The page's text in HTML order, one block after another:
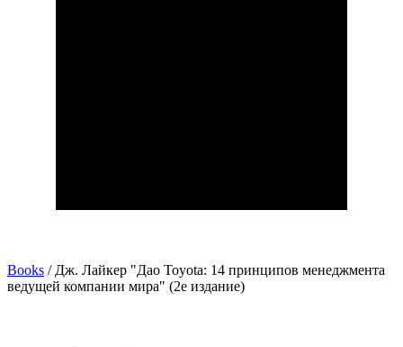
Books / Дж. Лайкер "Дао Toyota: 14 принципов менеджмента
ведущей компании мира" (2е издание)